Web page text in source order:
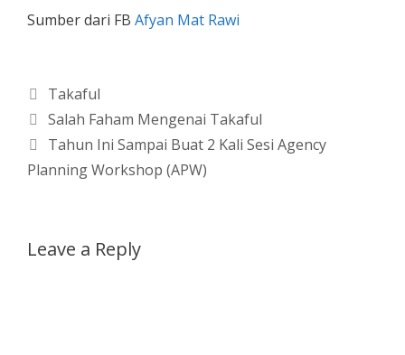
Sumber dari FB Afyan Mat Rawi
Categories
Takaful
Salah Faham Mengenai Takaful
Tahun Ini Sampai Buat 2 Kali Sesi Agency
Planning Workshop (APW)
Leave a Reply